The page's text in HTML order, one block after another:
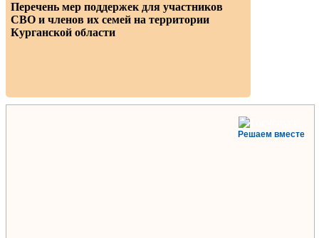
Перечень мер поддержек для участников
СВО и членов их семей на территории
Курганской области
Решаем вместе